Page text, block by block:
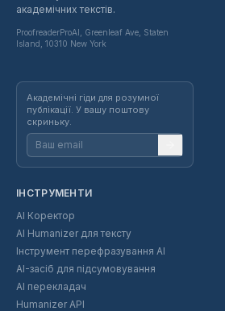
академічних текстів.
ProofreaderProAI, Greenleaf Ave, Staten
Island, 10310 New York
Академічні гіди для розумної
публікації. У вашу поштову
скриньку.
ІНСТРУМЕНТИ
AI Коректор
AI Humanizer для тексту
Інструмент перефразування AI
AI-засіб для підсумовування
AI перекладач
Humanizer API